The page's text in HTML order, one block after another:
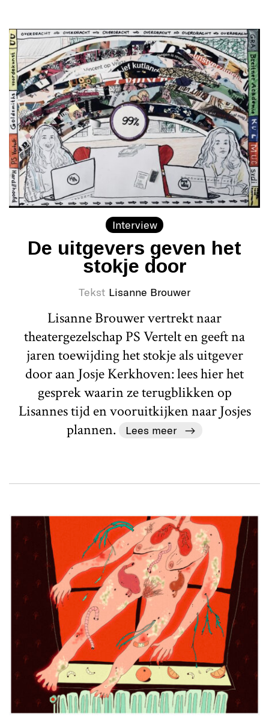
Interview
De uitgevers geven het
stokje door
Tekst Lisanne Brouwer
Lisanne Brouwer vertrekt naar
theatergezelschap PS Vertelt en geeft na
jaren toewijding het stokje als uitgever
door aan Josje Kerkhoven: lees hier het
gesprek waarin ze terugblikken op
Lisannes tijd en vooruitkijken naar Josjes
plannen.
Lees meer